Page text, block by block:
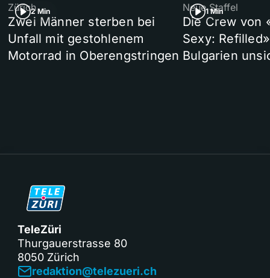
2 Min
Zürich
Zwei Männer sterben bei
Unfall mit gestohlenem
Motorrad in Oberengstringen
1 Min
Neue Staffel
Die Crew von
Sexy:
Bulgarien
TeleZüri
Thurgauerstrasse 80
8050 Zürich
redaktion@telezueri.ch